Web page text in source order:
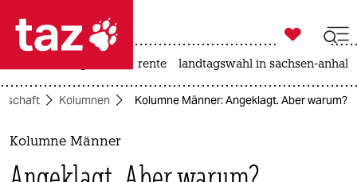
 taz zahl ich
taz zahl ich
themen

taz zahl ich
rente landtagswahl in sachsen-anhalt
Kolumnen Kolumne Männer: Angeklagt. Aber warum?
Kolumne Männer